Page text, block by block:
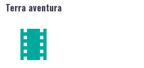
Terra aventura